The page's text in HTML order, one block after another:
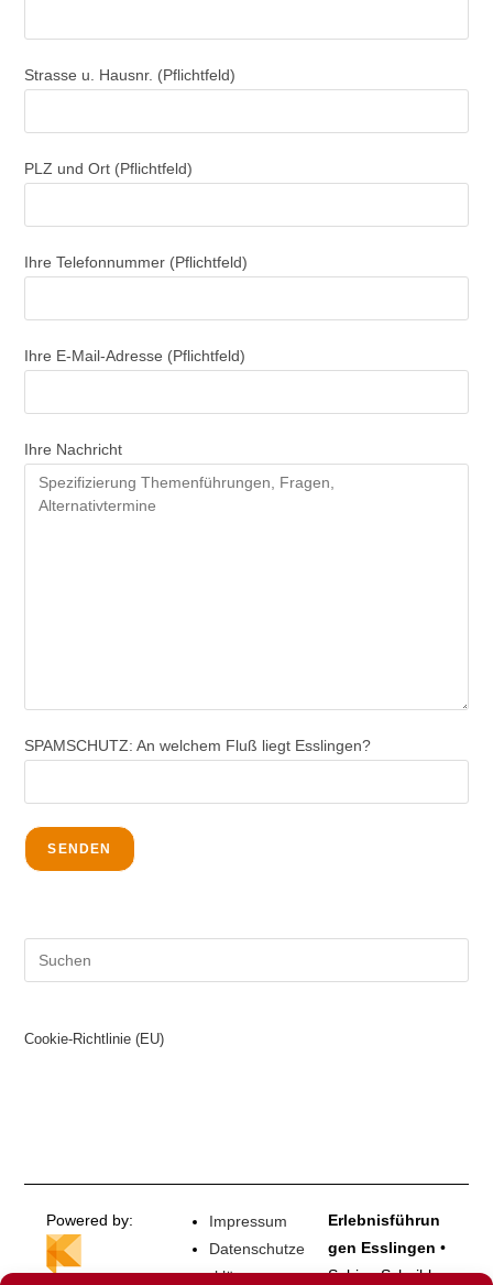
Strasse u. Hausnr. (Pflichtfeld)
PLZ und Ort (Pflichtfeld)
Ihre Telefonnummer (Pflichtfeld)
Ihre E-Mail-Adresse (Pflichtfeld)
Ihre Nachricht
SPAMSCHUTZ:An welchem Fluß liegt Esslingen?
Cookie-Richtlinie (EU)
Powered by:
Impressum
Datenschutze
rklärung
Erlebnisführun
gen Esslingen •
Sabine Schaible